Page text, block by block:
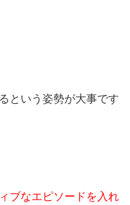
という姿勢が大事です
ブなエピソードを入れ